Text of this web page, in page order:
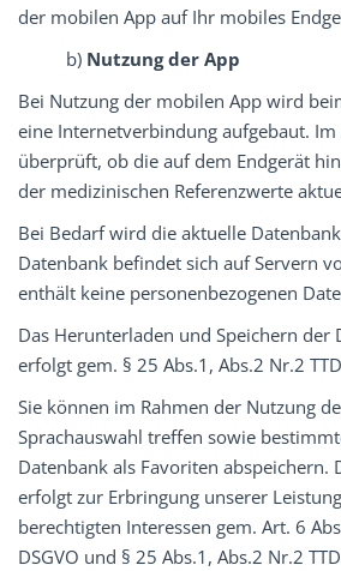
der mobilen App auf Ihr mobiles
b) Nutzung der App
Bei Nutzung der mobilen App wird
eine Internetverbindung aufgebaut. Im
überprüft, ob die auf dem Endgerät
der medizinischen Referenzwerte
Bei Bedarf wird die aktuelle
Datenbank befindet sich auf Servern
enthält keine personenbezogenen
Das Herunterladen und Speichern der
erfolgt gem. § 25 Abs.1, Abs.2 Nr.2
Sie können im Rahmen der Nutzung
Sprachauswahl treffen sowie
Datenbank als Favoriten abspeichern.
erfolgt zur Erbringung unserer
berechtigten Interessen gem. Art. 6
DSGVO und § 25 Abs.1, Abs.2 Nr.2